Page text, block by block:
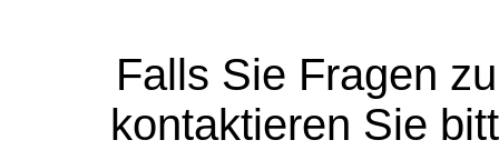
Falls Sie Fragen
kontaktieren Sie